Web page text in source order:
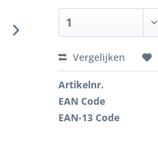
Vergelijken
Artikelnr.
EAN Code
EAN-13 Code